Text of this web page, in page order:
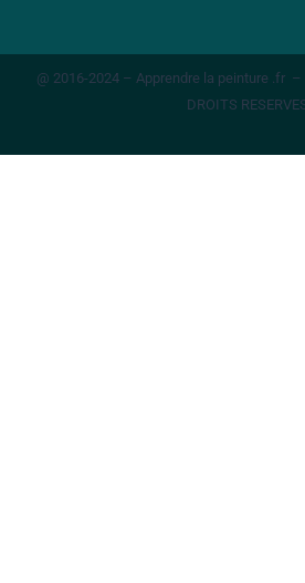
@ 2016-2024 – Apprendre la peinture .fr
DROITS